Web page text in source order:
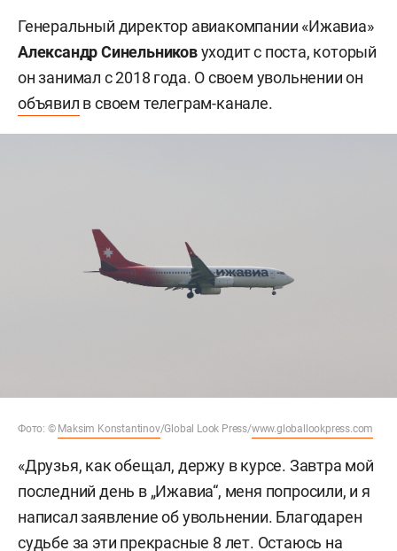
Генеральный директор авиакомпании «Ижавиа»
Александр Синельниковуходит с поста, который
он занимал с 2018 года. О своем увольнении он
объявил в своем телеграм-канале.
Фото: © Maksim Konstantinov/Global Look Press/www.globallookpress.com
«Друзья, как обещал, держу в курсе. Завтра мой
последний день в „Ижавиа“, меня попросили, и я
написал заявление об увольнении. Благодарен
судьбе за эти прекрасные 8 лет. Остаюсь на